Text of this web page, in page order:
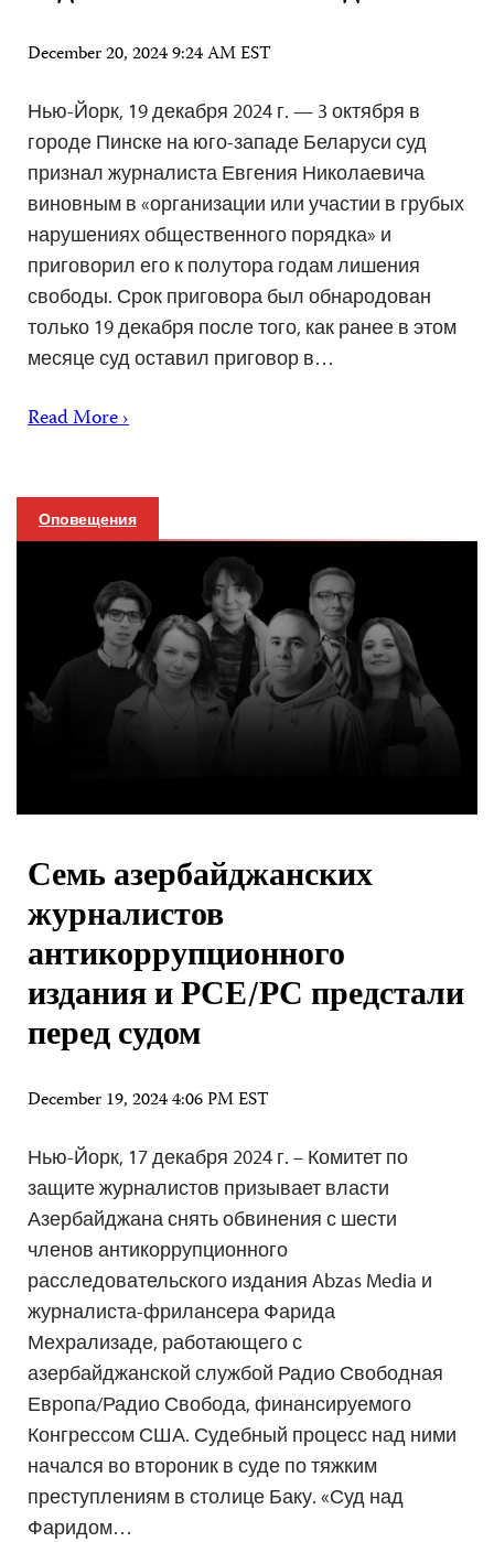
December 20, 2024 9:24 AM EST
Нью-Йорк, 19 декабря 2024 г. — 3 октября в
городе Пинске на юго-западе Беларуси суд
признал журналиста Евгения Николаевича
виновным в «организации или участии в грубых
нарушениях общественного порядка» и
приговорил его к полутора годам лишения
свободы. Срок приговора был обнародован
только 19 декабря после того, как ранее в этом
месяце суд оставил приговор в…
Read More ›
Оповещения
Семь азербайджанских
журналистов
антикоррупционного
издания и РСЕ/РС предстали
перед судом
December 19, 2024 4:06 PM EST
Нью-Йорк, 17 декабря 2024 г. – Комитет по
защите журналистов призывает власти
Азербайджана снять обвинения с шести
членов антикоррупционного
расследовательского издания Abzas Media и
журналиста-фрилансера Фарида
Мехрализаде, работающего с
азербайджанской службой Радио Свободная
Европа/Радио Свобода, финансируемого
Конгрессом США. Судебный процесс над ними
начался во второник в суде по тяжким
преступлениям в столице Баку. «Суд над
Фаридом…